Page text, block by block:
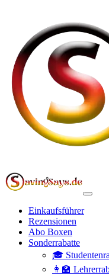
Einkaufsführer
Rezensionen
Abo Boxen
Sonderrabatte
🎓
👩‍🏫